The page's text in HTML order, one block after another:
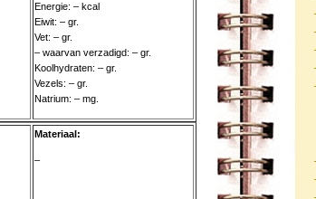
Energie: – kcal
Eiwit: – gr.
Vet: – gr.
– waarvan verzadigd: – gr.
Koolhydraten: – gr.
Vezels: – gr.
Natrium: – mg.
Materiaal:
–